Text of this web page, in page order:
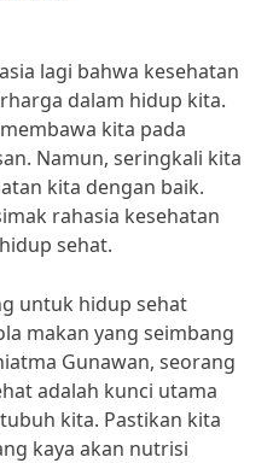
lagi bahwa kesehatan
dalam hidup kita.
kita pada
Namun, seringkali kita
kita dengan baik.
rahasia kesehatan
sehat.
untuk hidup sehat
makan yang seimbang
Gunawan, seorang
adalah kunci utama
kita. Pastikan kita
kaya akan nutrisi